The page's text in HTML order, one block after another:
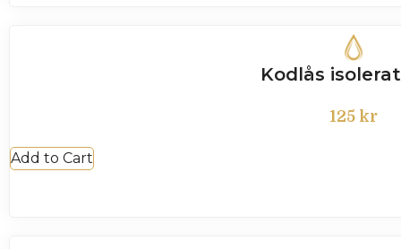
Kodlås
125 kr
Add to Cart